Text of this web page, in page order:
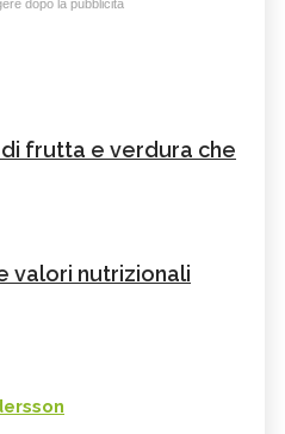
dopo la pubblicità
di frutta e verdura che
valori nutrizionali